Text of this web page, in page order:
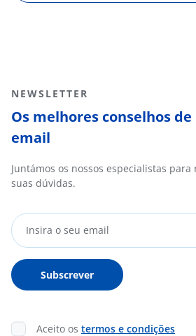
NEWSLETTER
Os melhores conselhos
email
Juntámos os nossos especialistas
suas dúvidas.
Aceito os termos e condições